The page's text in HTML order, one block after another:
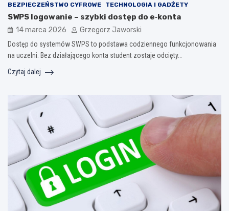
BEZPIECZEŃSTWO CYFROWE TECHNOLOGIA I GADŻETY
SWPS logowanie – szybki dostęp do e‑konta
14 marca 2026 Grzegorz Jaworski
Dostęp do systemów SWPS to podstawa codziennego funkcjonowania
na uczelni. Bez działającego konta student zostaje odcięty…
Czytaj dalej